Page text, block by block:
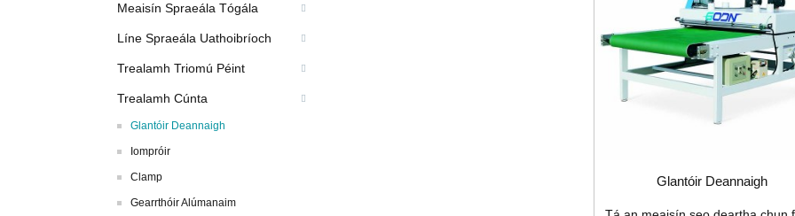
Meaisín Spraeála Tógála
Líne Spraeála Uathoibríoch
Trealamh Triomú Péint
Trealamh Cúnta
Glantóir Deannaigh
Iompróir
Clamp
Gearrthóir Alúmanaim
Glantóir Deannaigh